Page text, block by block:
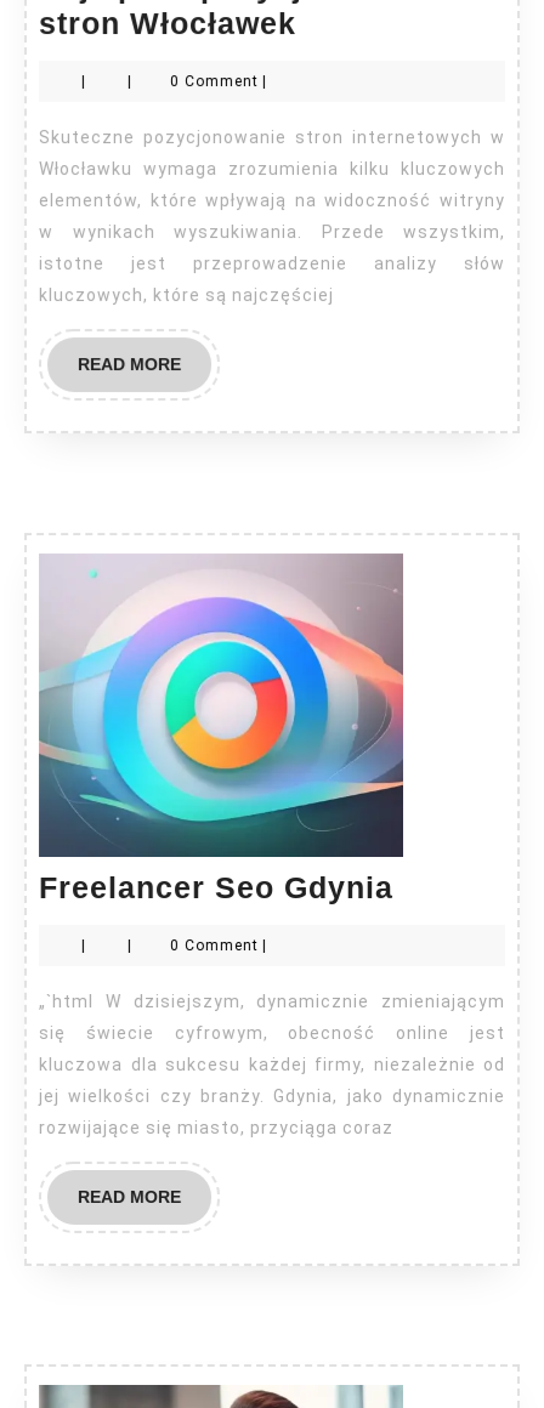
stron Włocławek
pozycjonowanie
Włocławek
0 Comment
Skuteczne pozycjonowanie stron internetowych w
Włocławku wymaga zrozumienia kilku kluczowych
elementów, które wpływają na widoczność witryny
w wynikach wyszukiwania. Przede wszystkim,
istotne jest przeprowadzenie analizy słów
kluczowych, które są najczęściej
READ MOREREAD
MORE
Freelancer Seo Gdynia
| | 0 Comment |
„`html W dzisiejszym, dynamicznie zmieniającym
się świecie cyfrowym, obecność online jest
kluczowa dla sukcesu każdej firmy, niezależnie od
jej wielkości czy branży. Gdynia, jako dynamicznie
rozwijające się miasto, przyciąga coraz
READ MOREREAD
MORE